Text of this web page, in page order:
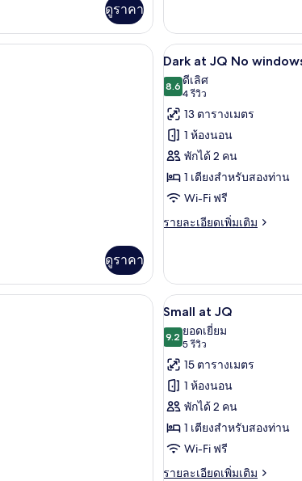
ดูราคา
เกี่ยว
กับ
Small
Jacyz
Large at Jacyz | เครื่องนอนระดับพรีเมียม, มินิบาร์, ตู้นิรภัยในห้องพั
ดูราคา
เปิด
ภาพถ่าย
ทั้งหมด
ของ
Dark
at
JQ
No
windows
4
Dark at JQ No
8.68.6 จาก 10
ดีเลิศ
4 รีวิว
(4
รีวิว)
13 ตารางเมตร
1 ห้องนอน
พักได้ 2 คน
1 เตียงสำหรับสองท่าน
Wi-Fi ฟรี
รายละเอียดเพิ่มเติม
ราย
เกี่ยว
กับ
Dark
JQ
windows
Medium at JQ | เครื่องนอนระดับพรีเมียม, มินิบาร์, ตู้นิรภัยในห้องพั
เปิด
ภาพถ่าย
ทั้งหมด
ของ
Small
at
JQ
5
Small at JQ
9.29.2 จาก 10
ยอดเยี่ยม
5 รีวิว
(5
รีวิว)
15 ตารางเมตร
1 ห้องนอน
พักได้ 2 คน
1 เตียงสำหรับสองท่าน
Wi-Fi ฟรี
รายละเอียดเพิ่มเติม
ราย